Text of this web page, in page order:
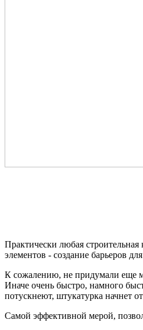
Практически любая
элементов - создание барьеров
К сожалению, не придумали еще
Иначе очень быстро, намного
потускнеют, штукатурка начнет
Самой эффективной мерой,